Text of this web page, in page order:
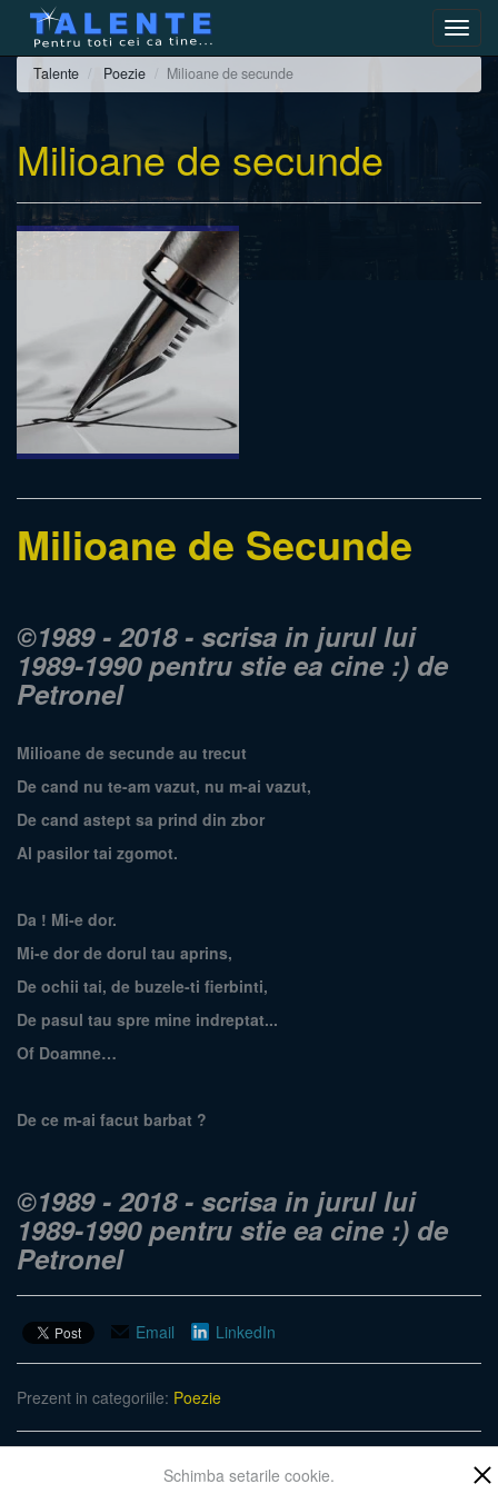
Talente Poezie Milioane de secunde
Milioane de secunde
Milioane de Secunde
©1989 - 2018 - scrisa in jurul lui
1989-1990 pentru stie ea cine :) de
Petronel
Milioane de secunde au trecut
De cand nu te-am vazut, nu m-ai vazut,
De cand astept sa prind din zbor
Al pasilor tai zgomot.
Da ! Mi-e dor.
Mi-e dor de dorul tau aprins,
De ochii tai, de buzele-ti fierbinti,
De pasul tau spre mine indreptat...
Of Doamne…
De ce m-ai facut barbat ?
©1989 - 2018 - scrisa in jurul lui
1989-1990 pentru stie ea cine :) de
Petronel
Email LinkedIn
Prezent in categoriile: Poezie
Adauga in cos
Schimba setarile cookie.